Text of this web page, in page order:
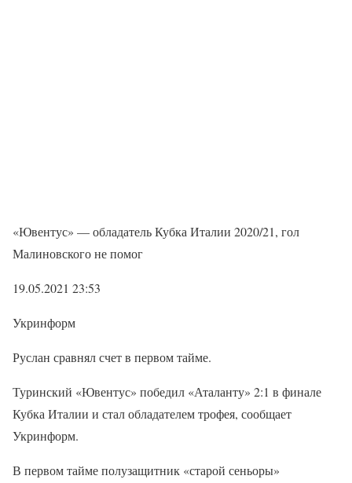
«Ювентус» — обладатель Кубка Италии 2020/21, гол
Малиновского не помог
19.05.2021 23:53
Укринформ
Руслан сравнял счет в первом тайме.
Туринский «Ювентус» победил «Аталанту» 2:1 в финале
Кубка Италии и стал обладателем трофея, сообщает
Укринформ.
В первом тайме полузащитник «старой сеньоры»